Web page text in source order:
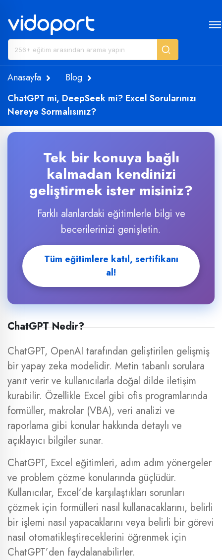
Anasayfa
Blog
ChatGPT mi, DeepSeek mi? Excel Sorularınızı
Nereye Sormalısınız?
Tek bir konuya bağlı
kalmadan kendinizi
geliştirmek ister misiniz?
Farklı alanlardaki eğitimlerle bilgi ve
becerilerinizi genişletin.
Tüm eğitimlere katıl, sertifikanı
al!
ChatGPT Nedir?
ChatGPT, OpenAI tarafından geliştirilen gelişmiş
bir yapay zeka modelidir. Metin tabanlı sorulara
yanıt verir ve kullanıcılarla doğal dilde iletişim
kurabilir. Özellikle Excel gibi ofis programlarında
formüller, makrolar (VBA), veri analizi ve
raporlama gibi konular hakkında detaylı ve
açıklayıcı bilgiler sunar.
ChatGPT, Excel eğitimleri, adım adım yönergeler
ve problem çözme konularında güçlüdür.
Kullanıcılar, Excel’de karşılaştıkları sorunları
çözmek için formülleri nasıl kullanacaklarını, belirli
bir işlemi nasıl yapacaklarını veya belirli bir görevi
nasıl otomatikleştireceklerini öğrenmek için
ChatGPT’den faydalanabilirler.